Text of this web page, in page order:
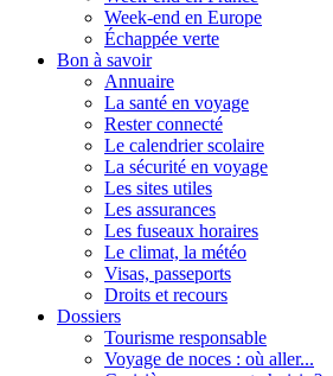
Week-end en Europe
Échappée verte
Bon à savoir
Annuaire
La santé en voyage
Rester connecté
Le calendrier scolaire
La sécurité en voyage
Les sites utiles
Les assurances
Les fuseaux horaires
Le climat, la météo
Visas, passeports
Droits et recours
Dossiers
Tourisme responsable
Voyage de noces : où aller...